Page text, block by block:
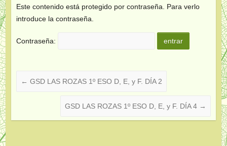
Este contenido está protegido por contraseña. Para verlo
introduce la contraseña.
Contraseña:
← GSD LAS ROZAS 1º ESO D, E, y F. DÍA 2
GSD LAS ROZAS 1º ESO D, E, y F. DÍA 4 →